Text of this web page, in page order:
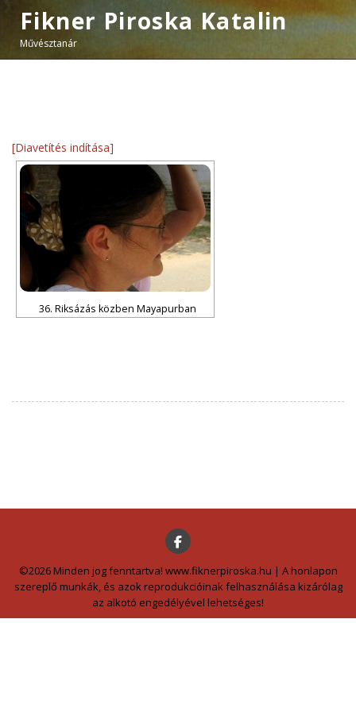
Fikner Piroska Katalin
Művésztanár
[Diavetítés indítása]
36. Riksázás közben Mayapurban
©2026 Minden jog fenntartva! www.fiknerpiroska.hu | A honlapon
szereplő munkák, és azok reprodukcióinak felhasználása kizárólag
az alkotó engedélyével lehetséges!